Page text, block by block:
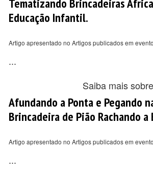
Tematizando Brincadeiras
Educação Infantil.
Artigo apresentado no Artigos publicados em evento
...
Saiba mais
Afundando a Ponta e Pegando
Brincadeira de Pião Rachando a
Artigo apresentado no Artigos publicados em evento
...